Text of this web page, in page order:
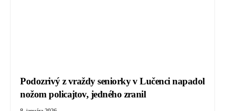
Podozrivý z vraždy seniorky v Lučenci napadol
nožom policajtov, jedného zranil